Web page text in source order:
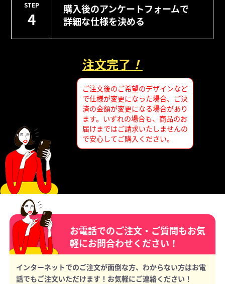
STEP
4
購入後のアンケートフォームで
詳細な仕様を決める
注文完了 ！
ご注文後のご希望のデザインなど
で仕様が変更になった場合、ご決
済の金額が変更になる場合があり
ます。いずれの場合も、商品のお
届けまではご請求いたしませんの
で安心してご購入ください。
お電話でのご注文・ご質問もお気
軽にお問合わせください！
インターネットでのご注文が面倒な方、わからない方はお電
話でもご注文いただけます！お気軽にご連絡ください！